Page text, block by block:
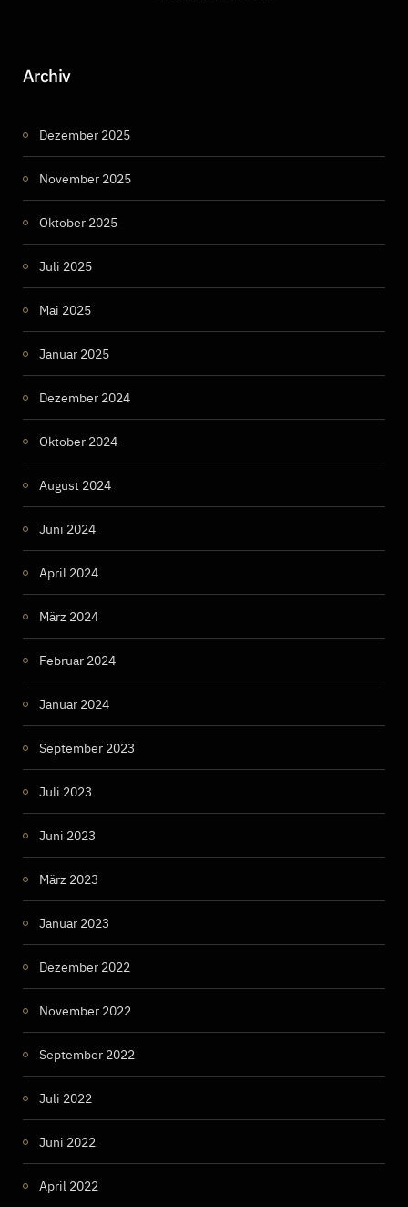
Archiv
Dezember 2025
November 2025
Oktober 2025
Juli 2025
Mai 2025
Januar 2025
Dezember 2024
Oktober 2024
August 2024
Juni 2024
April 2024
März 2024
Februar 2024
Januar 2024
September 2023
Juli 2023
Juni 2023
März 2023
Januar 2023
Dezember 2022
November 2022
September 2022
Juli 2022
Juni 2022
April 2022